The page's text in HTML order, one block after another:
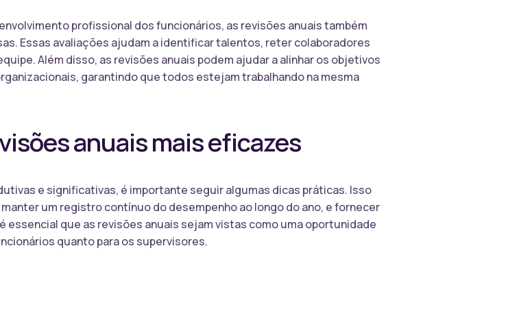
profissional dos funcionários, as revisões anuais também
Essas avaliações ajudam a identificar talentos, reter colaboradores
Além disso, as revisões anuais podem ajudar a alinhar os objetivos
garantindo que todos estejam trabalhando na mesma
anuais mais eficazes
e significativas, é importante seguir algumas dicas práticas. Isso
um registro contínuo do desempenho ao longo do ano, e fornecer
essencial que as revisões anuais sejam vistas como uma oportunidade
quanto para os supervisores.